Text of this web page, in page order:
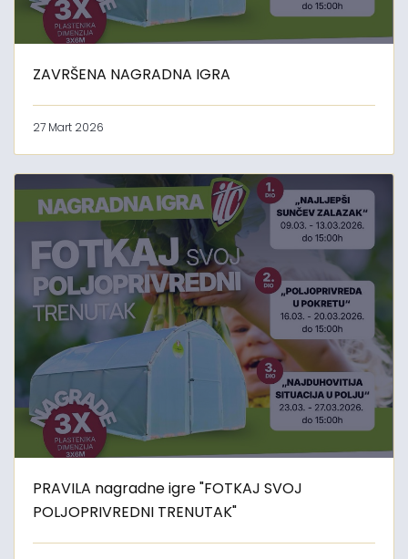
ZAVRŠENA NAGRADNA IGRA
27 Mart 2026
PRAVILA nagradne igre "FOTKAJ SVOJ
POLJOPRIVREDNI TRENUTAK"